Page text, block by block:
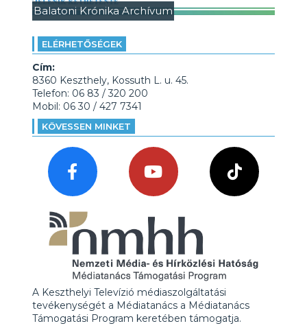
Balatoni Krónika Archívum
ELÉRHETŐSÉGEK
Cím:
8360 Keszthely, Kossuth L. u. 45.
Telefon: 06 83 / 320 200
Mobil: 06 30 / 427 7341
KÖVESSEN MINKET
A Keszthelyi Televízió médiaszolgáltatási
tevékenységét a Médiatanács a Médiatanács
Támogatási Program keretében támogatja.